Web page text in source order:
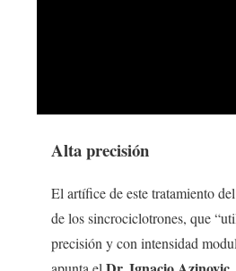
Alta precisión
El artífice de este tratamiento
de los sincrociclotrones, que
precisión y con intensidad